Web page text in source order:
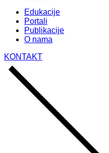
Edukacije
Portali
Publikacije
O nama
KONTAKT